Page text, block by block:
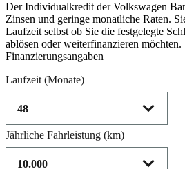
Der Individualkredit der Volkswagen
Zinsen und geringe monatliche Raten.
Laufzeit selbst ob Sie die festgelegte
ablösen oder weiterfinanzieren möchten.
Finanzierungsangaben
Laufzeit(Monate)
Jährliche Fahrleistung (km)